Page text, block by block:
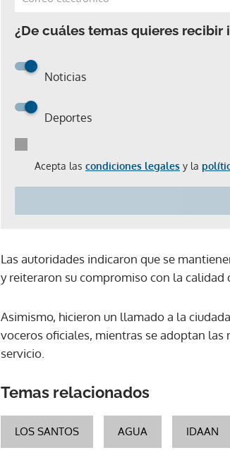
¿De cuáles temas quieres recibir
Noticias
Deportes
Acepta las condiciones legales y la
Las autoridades indicaron que se
y reiteraron su compromiso con la calidad
Asimismo, hicieron un llamado a la
voceros oficiales, mientras se adoptan
servicio.
Temas relacionados
LOS SANTOS AGUA IDAAN